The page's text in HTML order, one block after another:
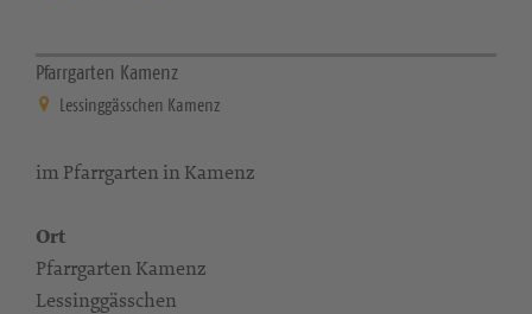
Pfarrgarten Kamenz
Lessinggässchen Kamenz
im Pfarrgarten in Kamenz
Ort
Pfarrgarten Kamenz
Lessinggässchen